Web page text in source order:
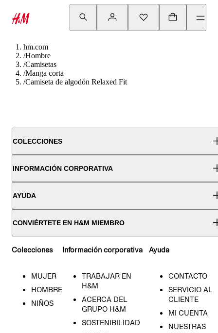
hm.com
/Hombre
/Camisetas
/Manga corta
/Camiseta de algodón Relaxed Fit
COLECCIONES
INFORMACIÓN CORPORATIVA
AYUDA
CONVIÉRTETE EN H&M MIEMBRO
Colecciones
MUJER
HOMBRE
NIÑOS
Información corporativa
TRABAJAR EN
H&M
ACERCA DEL
GRUPO H&M
SOSTENIBILIDAD
Ayuda
CONTACTO
SERVICIO AL
CLIENTE
MI CUENTA
NUESTRAS